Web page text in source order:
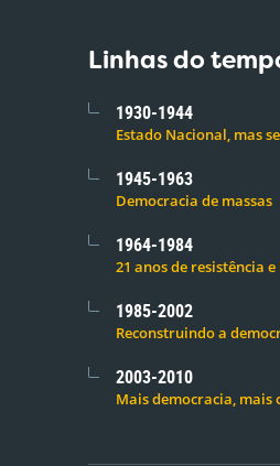
Linhas do
1930-1944
Estado Nacional, mas
1945-1963
Democracia de massas
1964-1984
21 anos de resistência
1985-2002
Reconstruindo a
2003-2010
Mais democracia,